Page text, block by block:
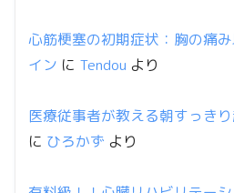
心筋梗塞の初期症状：胸の痛
イン に Tendou より
医療従事者が教える朝すっき
に ひろかず より